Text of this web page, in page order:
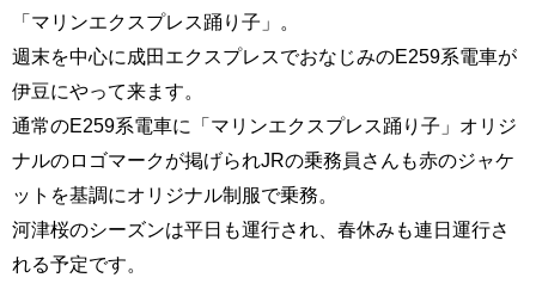
「マリンエクスプレス踊り子」。
週末を中心に成田エクスプレスでおなじみのE259系電車が
伊豆にやって来ます。
通常のE259系電車に「マリンエクスプレス踊り子」オリジ
ナルのロゴマークが掲げられJRの乗務員さんも赤のジャケ
ットを基調にオリジナル制服で乗務。
河津桜のシーズンは平日も運行され、春休みも連日運行さ
れる予定です。